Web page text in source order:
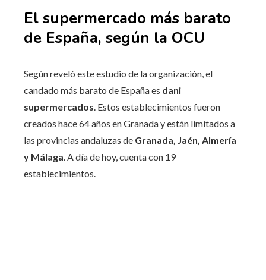
El supermercado más barato
de España, según la OCU
Según reveló este estudio de la organización, el
candado más barato de España es dani
supermercados. Estos establecimientos fueron
creados hace 64 años en Granada y están limitados a
las provincias andaluzas de Granada, Jaén, Almería
y Málaga. A día de hoy, cuenta con 19
establecimientos.